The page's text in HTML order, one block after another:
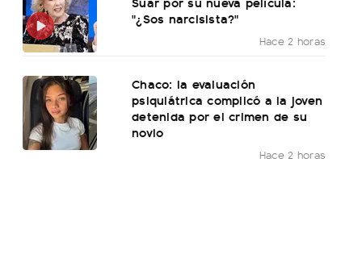
"¿Sos narcisista?"
Hace 2 horas
Chaco: la evaluación
psiquiátrica complicó a la joven
detenida por el crimen de su
novio
Hace 2 horas